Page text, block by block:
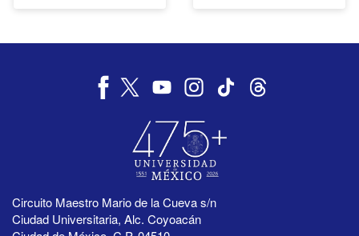
Circuito Maestro Mario de la Cueva s/n
Ciudad Universitaria, Alc. Coyoacán